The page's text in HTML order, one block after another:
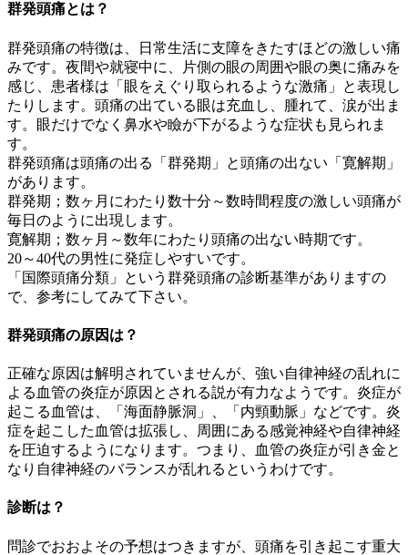
群発頭痛とは？
群発頭痛の特徴は、日常生活に支障をきたすほどの激しい痛
みです。夜間や就寝中に、片側の眼の周囲や眼の奥に痛みを
感じ、患者様は「眼をえぐり取られるような激痛」と表現し
たりします。頭痛の出ている眼は充血し、腫れて、涙が出ま
す。眼だけでなく鼻水や瞼が下がるような症状も見られま
す。
群発頭痛は頭痛の出る「群発期」と頭痛の出ない「寛解期」
があります。
群発期；数ヶ月にわたり数十分～数時間程度の激しい頭痛が
毎日のように出現します。
寛解期；数ヶ月～数年にわたり頭痛の出ない時期です。
20～40代の男性に発症しやすいです。
「国際頭痛分類」という群発頭痛の診断基準がありますの
で、参考にしてみて下さい。
群発頭痛の原因は？
正確な原因は解明されていませんが、強い自律神経の乱れに
よる血管の炎症が原因とされる説が有力なようです。炎症が
起こる血管は、「海面静脈洞」、「内頸動脈」などです。炎
症を起こした血管は拡張し、周囲にある感覚神経や自律神経
を圧迫するようになります。つまり、血管の炎症が引き金と
なり自律神経のバランスが乱れるというわけです。
診断は？
問診でおおよその予想はつきますが、頭痛を引き起こす重大